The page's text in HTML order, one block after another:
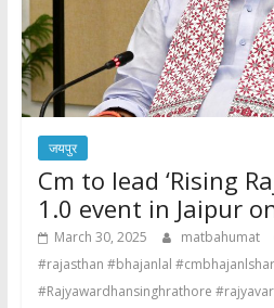
जयपुर
Cm to lead ‘Rising
1.0 event in Jaipur
March 30, 2025 matbahumat
#rajasthan #bhajanlal
#Rajyawardhansinghrathore